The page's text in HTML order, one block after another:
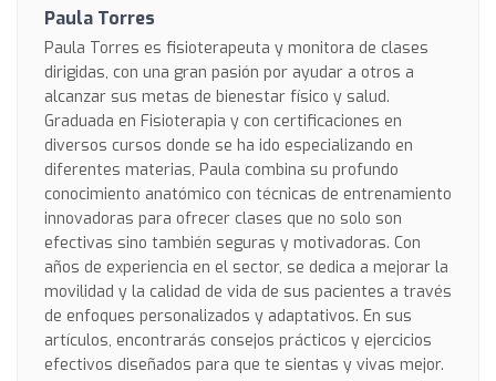
Paula Torres
Paula Torres es fisioterapeuta y monitora de clases
dirigidas, con una gran pasión por ayudar a otros a
alcanzar sus metas de bienestar físico y salud.
Graduada en Fisioterapia y con certificaciones en
diversos cursos donde se ha ido especializando en
diferentes materias, Paula combina su profundo
conocimiento anatómico con técnicas de entrenamiento
innovadoras para ofrecer clases que no solo son
efectivas sino también seguras y motivadoras. Con
años de experiencia en el sector, se dedica a mejorar la
movilidad y la calidad de vida de sus pacientes a través
de enfoques personalizados y adaptativos. En sus
artículos, encontrarás consejos prácticos y ejercicios
efectivos diseñados para que te sientas y vivas mejor.